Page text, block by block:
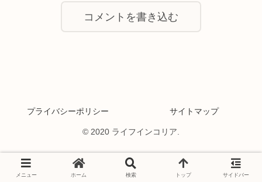
コメントを書き込む
プライバシーポリシー サイトマップ
© 2020 ライフインコリア.
メニュー ホーム 検索 トップ サイドバー